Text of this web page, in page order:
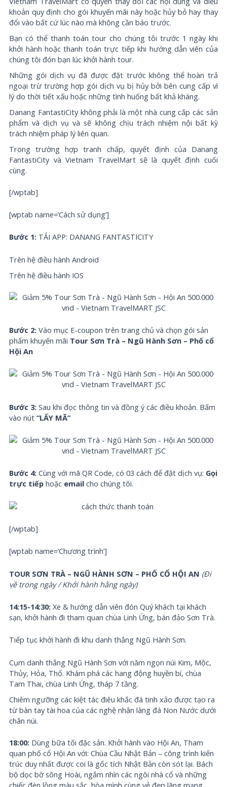
khoản quy định cho gói khuyến mãi này hoặc hủy bỏ hay thay
đổi vào bất cứ lúc nào mà không cần báo trước.
Bạn có thể thanh toán tour cho chúng tôi trước 1 ngày khi
khởi hành hoặc thanh toán trực tiếp khi hướng dẫn viên của
chúng tôi đón bạn lúc khởi hành tour.
Những gói dịch vụ đã được đặt trước không thể hoàn trả
ngoại trừ trường hợp gói dịch vụ bị hủy bởi bên cung cấp vì
lý do thời tiết xấu hoặc những tình huống bất khả kháng.
Danang FantastiCity không phải là một nhà cung cấp các sản
phẩm và dịch vụ và sẽ không chịu trách nhiệm nội bất kỳ
trách nhiệm pháp lý liên quan.
Trong trường hợp tranh chấp, quyết định của Danang
FantastiCity và Vietnam TravelMart sẽ là quyết định cuối
cùng.
[/wptab]
[wptab name=’Cách sử dụng’]
Bước 1: TẢI APP: DANANG FANTASTICITY
Trên hệ điều hành Android
Trên hệ điều hành IOS
Bước 2: Vào mục E-coupon trên trang chủ và chọn gói sản
phẩm khuyến mãi Tour Sơn Trà – Ngũ Hành Sơn – Phố cổ
Hội An
Bước 3: Sau khi đọc thông tin và đồng ý các điều khoản. Bấm
vào nút“LẤY MÃ”
Bước 4: Cùng với mã QR Code, có 03 cách để đặt dịch vụ: Gọi
trực tiếp hoặc email cho chúng tôi.
[/wptab]
[wptab name=’Chương trình’]
TOUR SƠN TRÀ – NGŨ HÀNH SƠN – PHỐ CỔ HỘI AN (Đi
về trong ngày / Khởi hành hằng ngày)
14:15-14:30:Xe & hướng dẫn viên đón Quý khách tại khách
sạn, khởi hành đi tham quan chùa Linh Ứng, bán đảo Sơn Trà.
Tiếp tục khởi hành đi khu danh thắng Ngũ Hành Sơn.
Cụm danh thắng Ngũ Hành Sơn với năm ngọn núi Kim, Mộc,
Thủy, Hỏa, Thổ. Khám phá các hang động huyền bí, chùa
Tam Thai, chùa Linh Ứng, tháp 7 tầng.
Chiêm ngưỡng các kiệt tác điêu khắc đá tinh xảo được tạo ra
từ bàn tay tài hoa của các nghệ nhân làng đá Non Nước dưới
chân núi.
18:00: Dùng bữa tối đặc sản. Khởi hành vào Hội An, Tham
quan phố cổ Hội An với: Chùa Cầu Nhật Bản – công trình kiến
trúc duy nhất được coi là gốc tích Nhật Bản còn sót lại. Bách
bộ dọc bờ sông Hoài, ngắm nhìn các ngôi nhà cổ và những
chiếc đèn lồng màu sắc, hòa mình cùng vẻ đẹp lãng mạng,